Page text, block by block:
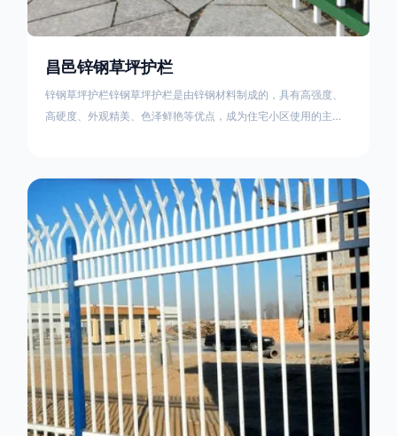
昌邑锌钢草坪护栏
锌钢草坪护栏锌钢草坪护栏是由锌钢材料制成的，具有高强度、
高硬度、外观精美、色泽鲜艳等优点，成为住宅小区使用的主流
的使用方法主要是应用在人员行走的边界处，这就需要锌钢草坪
护栏产品的表面设计较为圆滑，减少人员不小心碰触锌钢草坪护
栏产品的伤害值。在安装前，土木建筑为砖砌或混凝土浇筑奠定
了的基础